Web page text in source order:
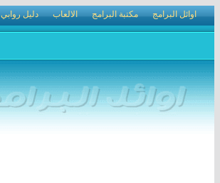
اوائل البرامج مكتبة البرامج الالعاب دليل روابي